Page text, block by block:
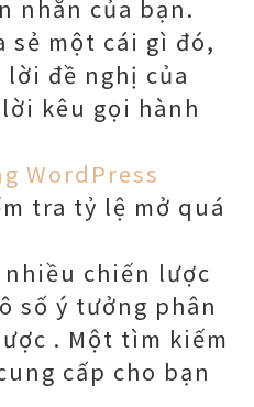
nhắn của bạn.
sẻ một cái gì đó,
đề nghị của
kêu gọi hành
WordPress
tra tỷ lệ mở quá
nhiều chiến lược
số ý tưởng phân
. Một tìm kiếm
cấp cho bạn